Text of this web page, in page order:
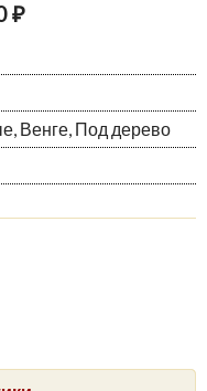
₽
Венге, Под дерево